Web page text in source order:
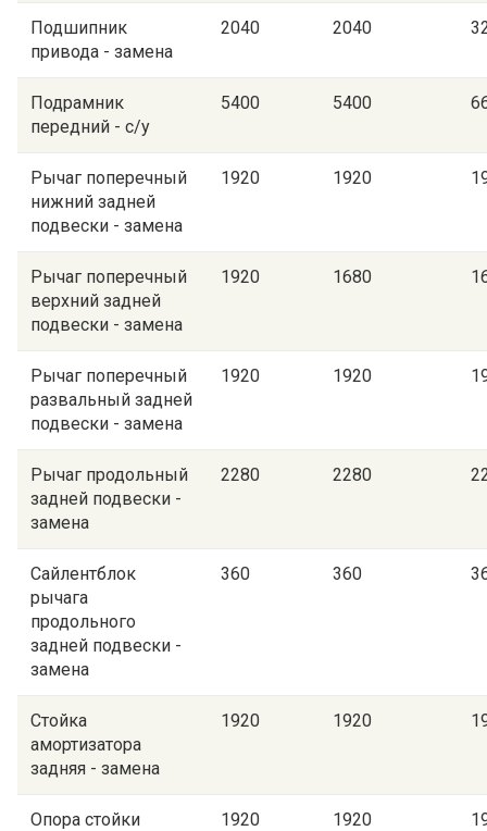
Подшипник
привода - замена
2040 2040
Подрамник
передний - с/у
5400 5400
Рычаг поперечный
нижний задней
подвески - замена
1920 1920
Рычаг поперечный
верхний задней
подвески - замена
1920 1680
Рычаг поперечный
развальный задней
подвески - замена
1920 1920
Рычаг продольный
задней подвески -
замена
2280 2280
Сайлентблок
рычага
продольного
задней подвески -
замена
360 360
Стойка
амортизатора
задняя - замена
1920 1920
Опора стойки
1920 1920